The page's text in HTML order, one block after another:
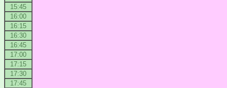
15:45
16:00
16:15
16:30
16:45
17:00
17:15
17:30
17:45